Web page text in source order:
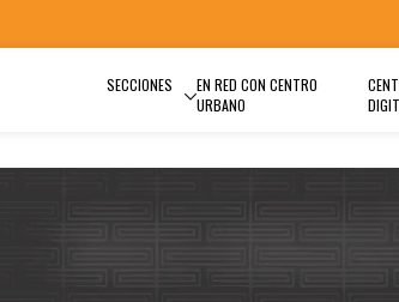
SECCIONES
EN RED CON CENTRO
URBANO